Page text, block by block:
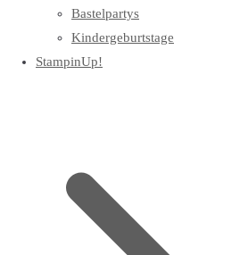
Bastelpartys
Kindergeburtstage
StampinUp!